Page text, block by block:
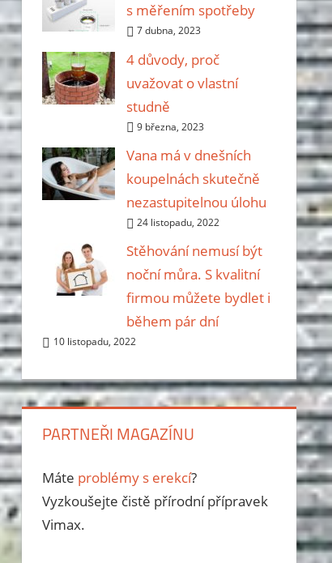
s měřením spotřeby
7 dubna, 2023
4 důvody, proč
uvažovat o vlastní
studně
9 března, 2023
Vana má v dnešních
koupelnách skutečně
nezastupitelnou úlohu
24 listopadu, 2022
Stěhování nemusí být
noční můra. S kvalitní
firmou můžete bydlet i
během pár dní
10 listopadu, 2022
PARTNEŘI MAGAZÍNU
Máte problémy s erekcí?
Vyzkoušejte čistě přírodní přípravek
Vimax.